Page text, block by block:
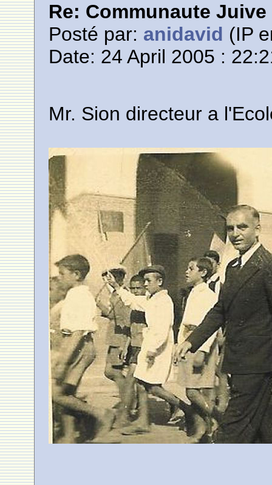
Re: Communaute
Posté par: anidavid (IP
Date: 24 April 2005 :
Mr. Sion directeur a